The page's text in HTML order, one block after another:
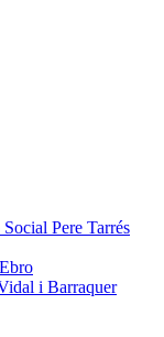
Pere Tarrés
i Barraquer